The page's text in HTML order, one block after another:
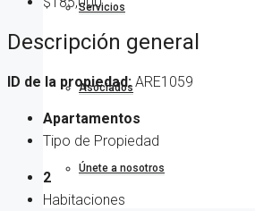
Servicios
Asociados
Únete a nosotros
Descripción general
ID de la propiedad:ARE1059
Apartamentos
Tipo de Propiedad
2
Habitaciones